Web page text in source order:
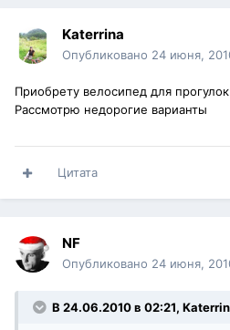
Katerrina
Опубликовано 24 июня,
Приобрету велосипед для
Рассмотрю недорогие варианты
Цитата
NF
Опубликовано 24 июня,
В 24.06.2010 в 02:21,